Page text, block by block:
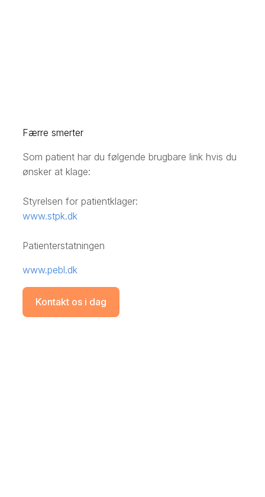
Færre smerter
Som patient har du følgende brugbare link hvis du
ønsker at klage:
Styrelsen for patientklager:
www.stpk.dk
Patienterstatningen
www.pebl.dk
Kontakt os i dag